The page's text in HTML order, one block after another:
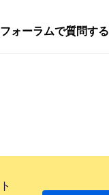
フォーラムで質問する